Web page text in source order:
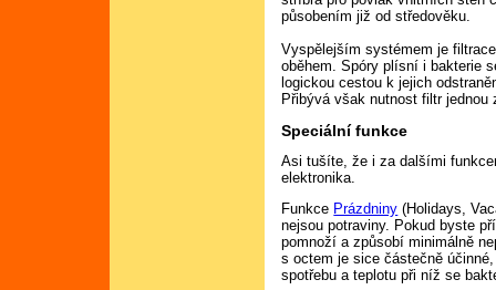
působením již od středověku.
Vyspělejším systémem je
oběhem. Spóry plísní i bakterie
logickou cestou k jejich
Přibývá však nutnost filtr
Speciální funkce
Asi tušíte, že i za dalšími
elektronika.
Funkce Prázdniny (Holidays,
nejsou potraviny. Pokud byste
pomnoží a způsobí minimálně
s octem je sice částečně
spotřebu a teplotu při níž se